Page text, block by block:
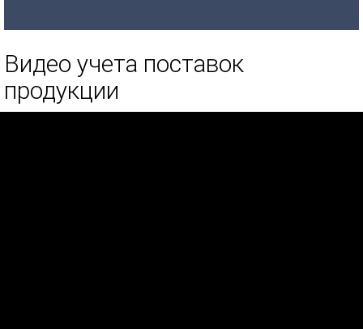
Видео учета поставок
продукции